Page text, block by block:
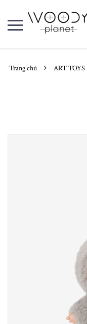
Trang chủ ART TOYS